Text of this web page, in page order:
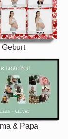
Geburt
& Papa